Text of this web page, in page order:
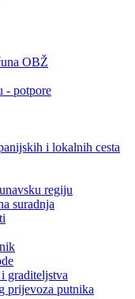
OBŽ
- potpore
i lokalnih cesta
regiju
suradnja
graditeljstva
prijevoza putnika